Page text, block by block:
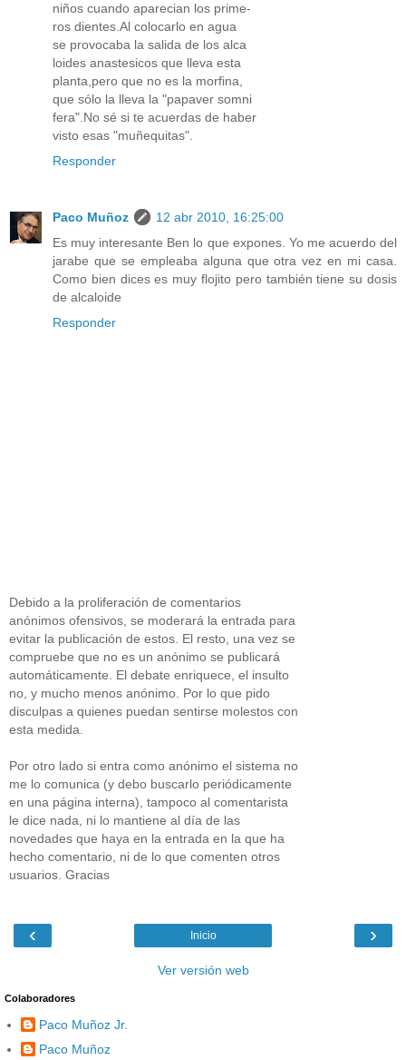
niños cuando aparecian los prime-
ros dientes.Al colocarlo en agua
se provocaba la salida de los alca
loides anastesicos que lleva esta
planta,pero que no es la morfina,
que sólo la lleva la "papaver somni
fera".No sé si te acuerdas de haber
visto esas "muñequitas".
Responder
Paco Muñoz
12 abr 2010, 16:25:00
Es muy interesante Ben lo que expones. Yo me acuerdo del
jarabe que se empleaba alguna que otra vez en mi casa.
Como bien dices es muy flojito pero también tiene su dosis
de alcaloide
Responder
Debido a la proliferación de comentarios
anónimos ofensivos, se moderará la entrada para
evitar la publicación de estos. El resto, una vez se
compruebe que no es un anónimo se publicará
automáticamente. El debate enriquece, el insulto
no, y mucho menos anónimo. Por lo que pido
disculpas a quienes puedan sentirse molestos con
esta medida.
Por otro lado si entra como anónimo el sistema no
me lo comunica (y debo buscarlo periódicamente
en una página interna), tampoco al comentarista
le dice nada, ni lo mantiene al día de las
novedades que haya en la entrada en la que ha
hecho comentario, ni de lo que comenten otros
usuarios. Gracias
‹ ›
Inicio
Ver versión web
Colaboradores
Paco Muñoz Jr.
Paco Muñoz